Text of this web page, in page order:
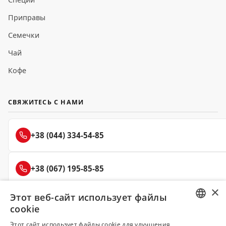
Приправы
Семечки
Чай
Кофе
СВЯЖИТЕСЬ С НАМИ
+38 (044) 334-54-85
+38 (067) 195-85-85
+38 (050) 145-85-45
×
Этот веб-сайт использует файлы
cookie
Этот сайт использует файлы cookie для улучшения